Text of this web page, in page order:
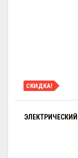
СКИДКА!
ЭЛЕКТРИЧЕСКИЙ